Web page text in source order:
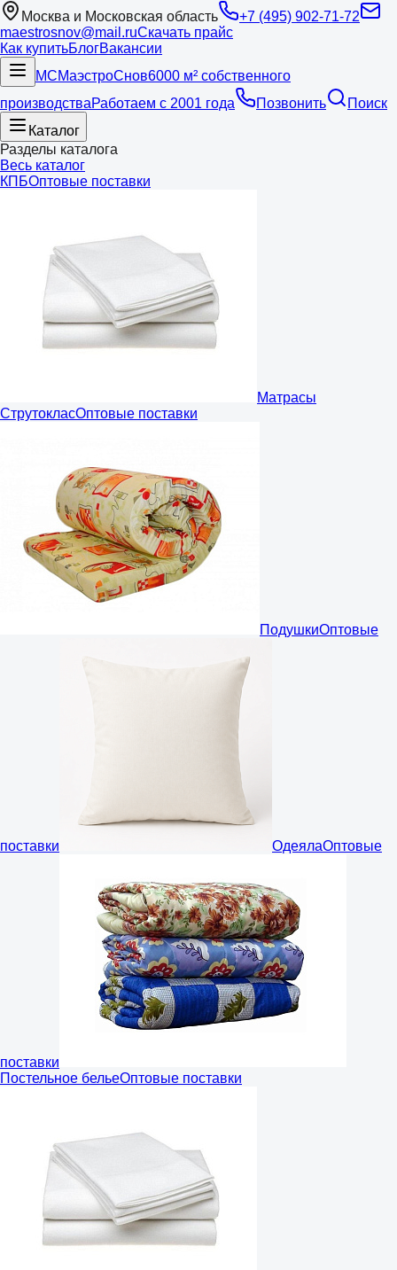
Москва и Московская область
+7 (495) 902-71-72
maestrosnov@mail.ruСкачать прайс
Как купитьБлогВакансии
МСМаэстроСнов6000 м² собственного
производстваРаботаем с 2001 года Позвонить
Поиск
Каталог
Разделы каталога
Весь каталог
КПБОптовые поставки
Матрасы
СтрутокласОптовые поставки
ПодушкиОптовые
поставки ОдеялаОптовые
поставки
Постельное бельеОптовые поставки